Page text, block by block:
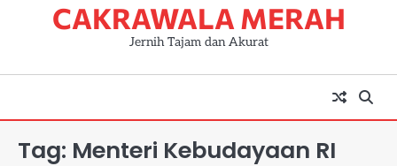
CAKRAWALA MERAH
Jernih Tajam dan Akurat
Tag: Menteri Kebudayaan RI